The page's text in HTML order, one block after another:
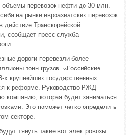
объемы перевозок нефти до 30 млн.
на рынке евроазиатских перевозок
действие Транскорейской
сообщает пресс-служба
дороги перевезли более
тонн грузов. «Российские
х крупнейших государственных
к реформе. Руководство РЖД
компанию, которая будет заниматься
Это поможет четко определить
секторе.
тянуть такие вот электровозы.